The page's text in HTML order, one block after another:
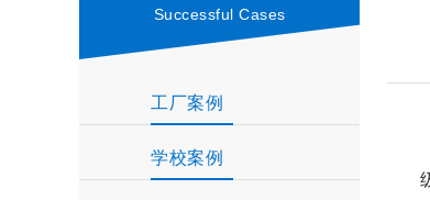
Successful Cases
工厂案例
学校案例